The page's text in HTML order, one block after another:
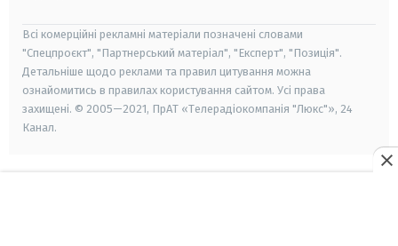
Всі комерційні рекламні матеріали позначені словами
"Спецпроєкт", "Партнерський матеріал", "Експерт", "Позиція".
Детальніше щодо реклами та правил цитування можна
ознайомитись в правилах користування сайтом. Усі права
захищені. © 2005—2021, ПрАТ «Телерадіокомпанія "Люкс"», 24
Канал.